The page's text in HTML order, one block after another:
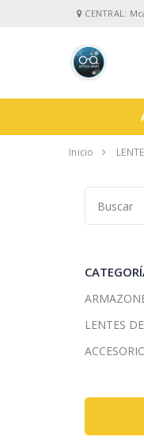
CENTRAL:
Inicio
LENTES